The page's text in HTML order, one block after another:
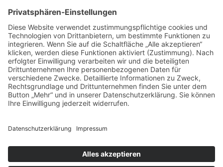
Menü
Home
Kontakt
AGB
Datenschutzerklärung
Impressum
Anschrift
BSI Vertriebs GmbH
Telefax: 004961521873727
E-Mail: info@bsivertrieb.de